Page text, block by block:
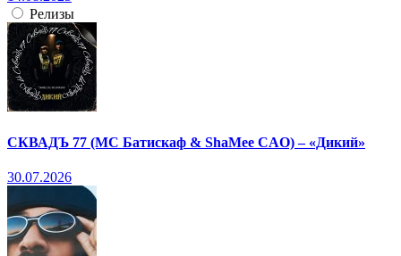
Релизы
СКВАДЪ 77 (МС Батискаф & ShaMee CAO) – «Дикий»
30.07.2026